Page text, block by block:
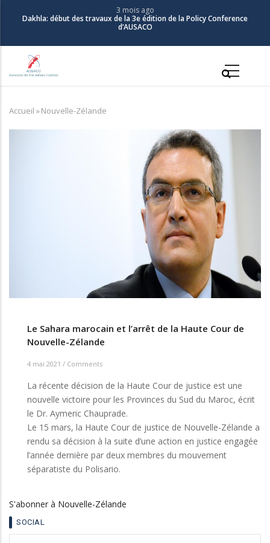
principal
3 mois ago
Dakhla: début des travaux de la 3e édition de la Policy Conference
d’AUSACO
Fil
d'Ariane
Accueil »Nouvelle-Zélande
Le Sahara marocain et l’arrêt de la Haute Cour de
Nouvelle-Zélande
4 mai 2021 / Comments
La récente décision de la Haute Cour de justice est une
nouvelle victoire pour les Provinces du Sud du Maroc, écrit
le Dr. Aymeric Chauprade.
Le 15 mars, la Haute Cour de justice de Nouvelle-Zélande a
rendu sa décision à la suite d’une action en justice engagée
l’année dernière par deux membres du mouvement
séparatiste du Polisario.
S'abonner à Nouvelle-Zélande
SOCIAL